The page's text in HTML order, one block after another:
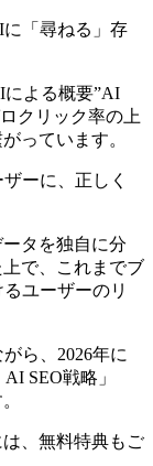
「尋ねる」存
よる概要”AI
クリック率の上
っています。
ーに、正しく
タを独自に分
で、これまでブ
ユーザーのリ
ら、2026年に
SEO戦略」
、無料特典もご